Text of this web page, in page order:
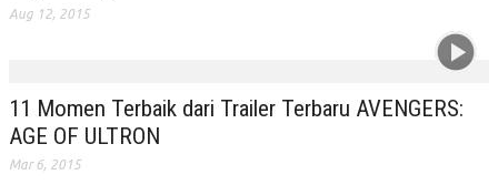
Aug 12, 2015
11 Momen Terbaik dari Trailer Terbaru AVENGERS:
AGE OF ULTRON
Mar 6, 2015